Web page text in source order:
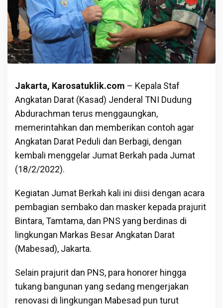
Jakarta, Karosatuklik.com – Kepala Staf
Angkatan Darat (Kasad) Jenderal TNI Dudung
Abdurachman terus menggaungkan,
memerintahkan dan memberikan contoh agar
Angkatan Darat Peduli dan Berbagi, dengan
kembali menggelar Jumat Berkah pada Jumat
(18/2/2022).
Kegiatan Jumat Berkah kali ini diisi dengan acara
pembagian sembako dan masker kepada prajurit
Bintara, Tamtama, dan PNS yang berdinas di
lingkungan Markas Besar Angkatan Darat
(Mabesad), Jakarta.
Selain prajurit dan PNS, para honorer hingga
tukang bangunan yang sedang mengerjakan
renovasi di lingkungan Mabesad pun turut